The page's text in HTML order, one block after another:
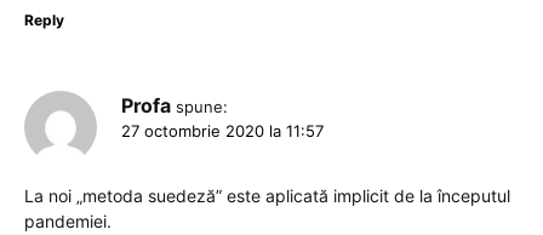
Reply
Profa spune:
27 octombrie 2020 la 11:57
La noi „metoda suedeză” este aplicată implicit de la începutul
pandemiei.